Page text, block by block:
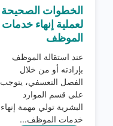
الخطوات الصحيحة
لعملية إنهاء خدمات
الموظف
عند استقالة الموظف
بإرادته أو من خلال
الفصل التعسفي، يتوجب
على قسم الموارد
البشرية تولي مهمة إنهاء
خدمات الموظف...